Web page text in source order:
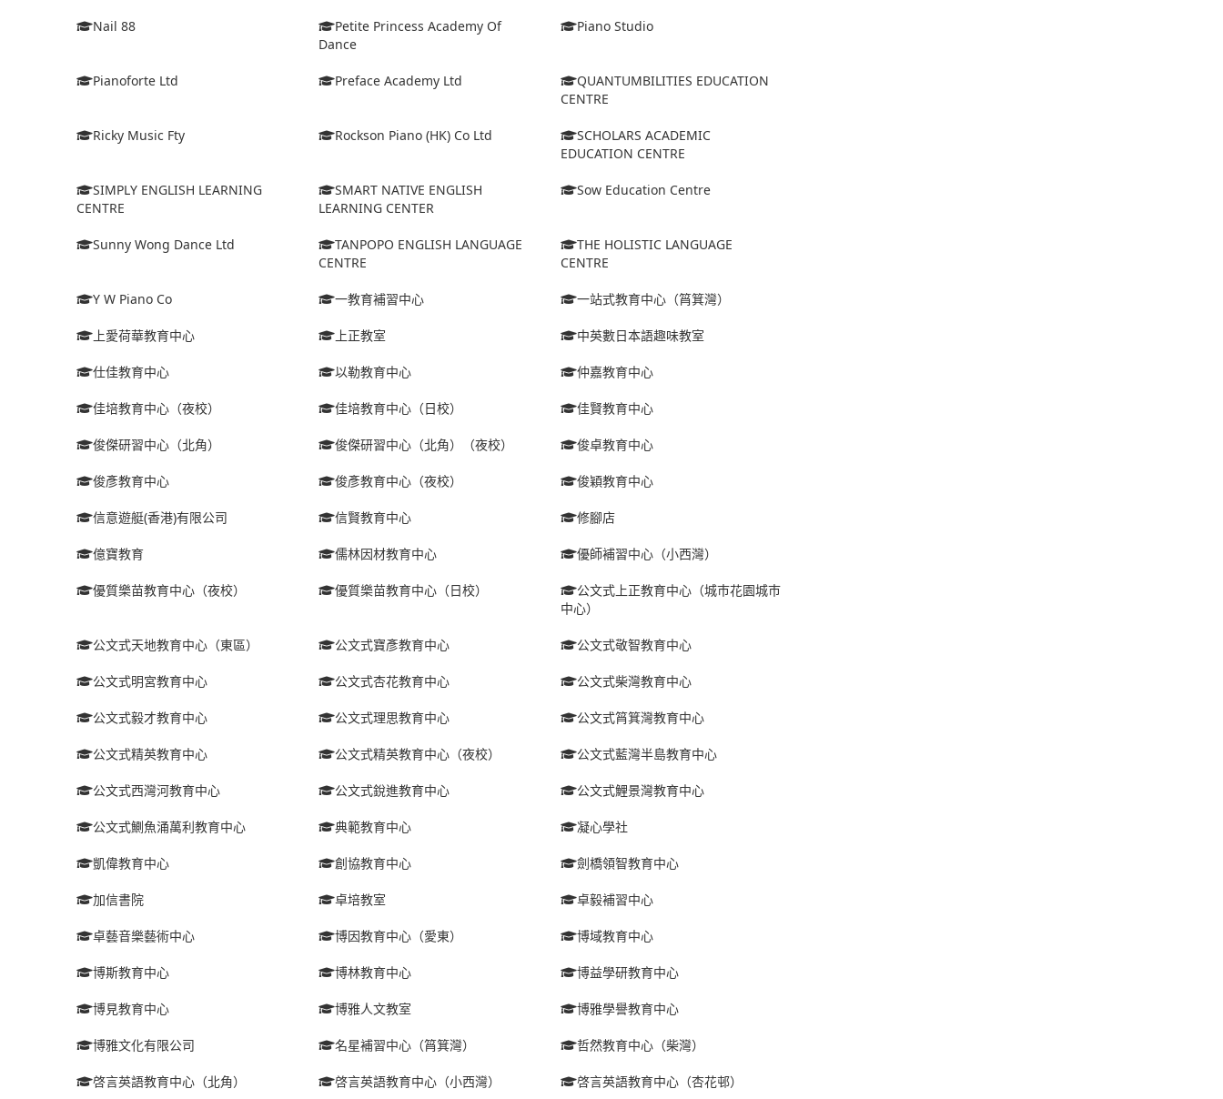
Nail 88
Petite Princess Academy Of
Dance
Piano Studio
Pianoforte Ltd Preface Academy Ltd
QUANTUMBILITIES EDUCATION
CENTRE
Ricky Music Fty Rockson Piano (HK) Co Ltd
SCHOLARS ACADEMIC
EDUCATION CENTRE
SIMPLY ENGLISH LEARNING
CENTRE
SMART NATIVE ENGLISH
LEARNING CENTER
Sow Education Centre
Sunny Wong Dance Ltd
TANPOPO ENGLISH LANGUAGE
CENTRE
THE HOLISTIC LANGUAGE
CENTRE
Y W Piano Co 一教育補習中心 一站式教育中心（筲箕灣）
上愛荷華教育中心 上正教室 中英數日本語趣味教室
仕佳教育中心 以勒教育中心 仲嘉教育中心
佳培教育中心（夜校） 佳培教育中心（日校） 佳賢教育中心
俊傑研習中心（北角） 俊傑研習中心（北角）（夜校） 俊卓教育中心
俊彥教育中心 俊彥教育中心（夜校） 俊穎教育中心
信意遊艇(香港)有限公司 信賢教育中心 修腳店
億寶教育 儒林因材教育中心 優師補習中心（小西灣）
優質樂苗教育中心（夜校） 優質樂苗教育中心（日校）
公文式上正教育中心（城巿花園城巿
中心）
公文式天地教育中心（東區） 公文式寶彥教育中心 公文式敬智教育中心
公文式明宮教育中心 公文式杏花教育中心 公文式柴灣教育中心
公文式毅才教育中心 公文式理思教育中心 公文式筲箕灣教育中心
公文式精英教育中心 公文式精英教育中心（夜校） 公文式藍灣半島教育中心
公文式西灣河教育中心 公文式銳進教育中心 公文式鯉景灣教育中心
公文式鰂魚涌萬利教育中心 典範教育中心 凝心學社
凱偉教育中心 創協教育中心 劍橋領智教育中心
加信書院 卓培教室 卓毅補習中心
卓藝音樂藝術中心 博因教育中心（愛東） 博域教育中心
博斯教育中心 博林教育中心 博益學研教育中心
博見教育中心 博雅人文教室 博雅學譽教育中心
博雅文化有限公司 名星補習中心（筲箕灣） 哲然教育中心（柴灣）
啓言英語教育中心（北角） 啓言英語教育中心（小西灣） 啓言英語教育中心（杏花邨）